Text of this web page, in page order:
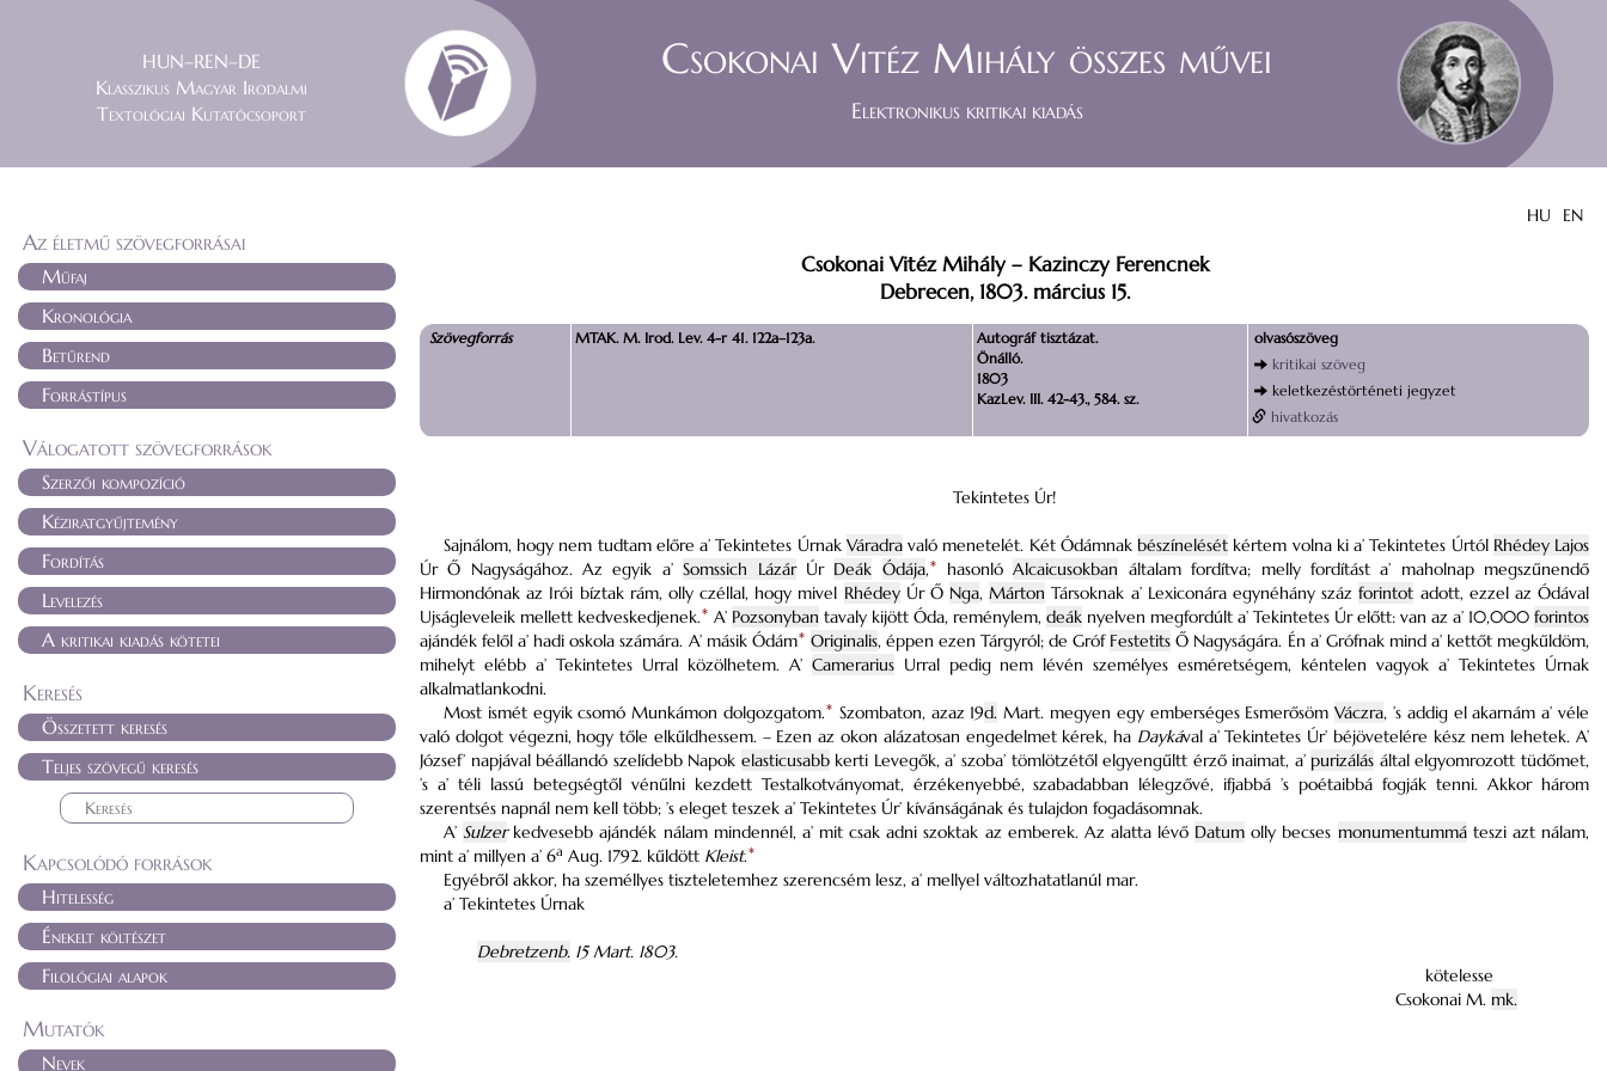
HUN–REN–DE
Klasszikus Magyar Irodalmi
Textológiai Kutatócsoport
Csokonai Vitéz Mihály összes művei
Elektronikus kritikai kiadás
HU EN
Az életmű szövegforrásai
Műfaj
Kronológia
Betűrend
Forrástípus
Válogatott szövegforrások
Szerzői kompozíció
Kéziratgyűjtemény
Fordítás
Levelezés
A kritikai kiadás kötetei
Keresés
Összetett keresés
Teljes szövegű keresés
Kapcsolódó források
Hitelesség
Énekelt költészet
Filológiai alapok
Mutatók
Nevek
Csokonai Vitéz Mihály – Kazinczy Ferencnek
Debrecen, 1803. március 15.
Szövegforrás MTAK. M. Irod. Lev. 4-r 41. 122a–123a.
Autográf tisztázat.
Önálló.
1803
KazLev. III. 42-43., 584. sz.
olvasószöveg
kritikai szöveg
keletkezéstörténeti jegyzet
hivatkozás
Tekintetes Úr!
Sajnálom, hogy nem tudtam előre a’ Tekintetes Úrnak Váradravaló menetelét. Két Ódámnak bészínelését kértem volna ki a’ Tekintetes Úrtól Rhédey Lajos
Úr Ő Nagyságához. Az egyik a’Somssich LázárÚr Deák Ódája,* hasonlóAlcaicusokban általam fordítva; melly fordítást a’ maholnap megszűnendő
Hirmondónak az Irói bíztak rám, olly czéllal, hogy mivel RhédeyÚr Ő Nga,Márton Társoknak a’ Lexiconára egynéhány százforintot adott, ezzel az Ódával
Ujságleveleik mellett kedveskedjenek.* A’ Pozsonyban tavaly kijött Óda, reménylem, deák nyelven megfordúlt a’ Tekintetes Úr előtt: van az a’ 10,000 forintos
ajándék felől a’ hadi oskola számára. A’ másik Ódám* Originalis, éppen ezen Tárgyról; de Gróf Festetits Ő Nagyságára. Én a’ Grófnak mind a’ kettőt megkűldöm,
mihelyt elébb a’ Tekintetes Urral közölhetem. A’ CamerariusUrral pedig nem lévén személyes esméretségem, kéntelen vagyok a’ Tekintetes Úrnak
alkalmatlankodni.
Most ismét egyik csomó Munkámon dolgozgatom.* Szombaton, azaz 19d. Mart. megyen egy emberséges EsmerősömVáczra, ’s addig el akarnám a’ véle
való dolgot végezni, hogy tőle elkűldhessem. – Ezen az okon alázatosan engedelmet kérek, ha Daykával a’ Tekintetes Úr’ béjövetelére kész nem lehetek. A’
József’ napjával béállandó szelídebb Napok elasticusabbkerti Levegők, a’ szoba’ tömlötzétől elgyengűltt érző inaimat, a’ purizálás által elgyomrozott tüdőmet,
’s a’ téli lassú betegségtől vénűlni kezdett Testalkotványomat, érzékenyebbé, szabadabban lélegzővé, ifjabbá ’s poétaibbá fogják tenni. Akkor három
szerentsés napnál nem kell több; ’s eleget teszek a’ Tekintetes Úr’ kívánságának és tulajdon fogadásomnak.
A’ Sulzerkedvesebb ajándék nálam mindennél, a’ mit csak adni szoktak az emberek. Az alatta lévő Datum olly becses monumentummáteszi azt nálam,
mint a’ millyen a’ 6a Aug. 1792. kűldött Kleist.*
Egyébről akkor, ha személlyes tiszteletemhez szerencsém lesz, a’ mellyel változhatatlanúl mar.
a’ Tekintetes Úrnak
Debretzenb. 15 Mart. 1803.
kötelesse
Csokonai M. mk.